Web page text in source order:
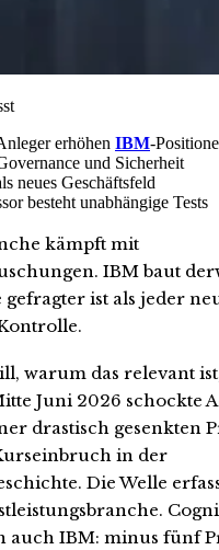
erhöhen IBM-
und Sicherheit
neues Geschäftsfeld
besteht unabhängige Tests
kämpft mit
IBM baut
gefragter ist als jeder
warum das relevant
Juni 2026 schockte
drastisch gesenkten
in der
Die Welle
auch IBM: minus fünf